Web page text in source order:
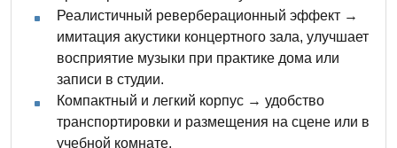
Реалистичный реверберационный эффект →
имитация акустики концертного зала, улучшает
восприятие музыки при практике дома или
записи в студии.
Компактный и легкий корпус → удобство
транспортировки и размещения на сцене или в
учебной комнате.